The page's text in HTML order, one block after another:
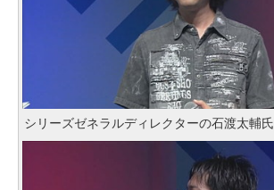
シリーズゼネラルディレクターの石渡太輔氏